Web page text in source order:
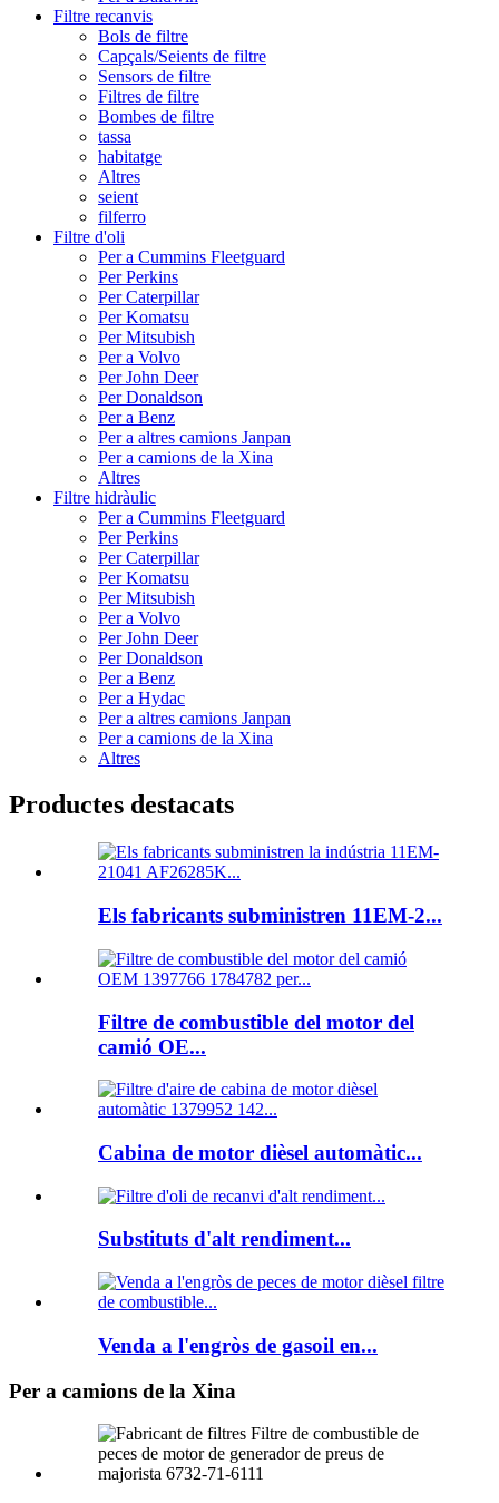
Filtre recanvis
Bols de filtre
Capçals/Seients de filtre
Sensors de filtre
Filtres de filtre
Bombes de filtre
tassa
habitatge
Altres
seient
filferro
Filtre d'oli
Per a Cummins Fleetguard
Per Perkins
Per Caterpillar
Per Komatsu
Per Mitsubish
Per a Volvo
Per John Deer
Per Donaldson
Per a Benz
Per a altres camions Janpan
Per a camions de la Xina
Altres
Filtre hidràulic
Per a Cummins Fleetguard
Per Perkins
Per Caterpillar
Per Komatsu
Per Mitsubish
Per a Volvo
Per John Deer
Per Donaldson
Per a Benz
Per a Hydac
Per a altres camions Janpan
Per a camions de la Xina
Altres
Productes destacats
Els fabricants subministren 11EM-2...
Filtre de combustible del motor del
camió OE...
Cabina de motor dièsel automàtic...
Substituts d'alt rendiment...
Venda a l'engròs de gasoil en...
Per a camions de la Xina